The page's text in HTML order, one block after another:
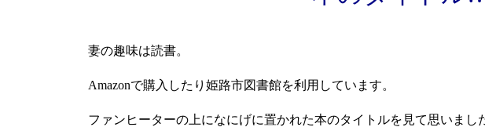
妻の趣味は読書。
Amazonで購入したり姫路市図書館を利用しています。
ファンヒーターの上になにげに置かれた本のタイトルを見て思いまし